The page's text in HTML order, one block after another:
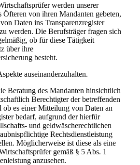
werden unserer
Öfteren von ihren Mandanten gebeten,
Daten ins Transparenzregister
werden. Die Berufsträger fragen sich
ob für diese Tätigkeit
über ihre
besteht.
auseinanderzuhalten.
Beratung des Mandanten hinsichtlich
Berechtigter der betreffenden
ob es einer Mitteilung von Daten an
bedarf, aufgrund der hierfür
und geldwäscherechtlichen
Rechtsdienstleistung
Möglicherweise ist diese als eine
gemäß § 5 Abs. 1
anzusehen.